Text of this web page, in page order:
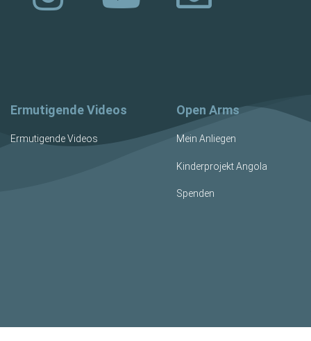
Ermutigende Videos
Ermutigende Videos
Open Arms
Mein Anliegen
Kinderprojekt Angola
Spenden